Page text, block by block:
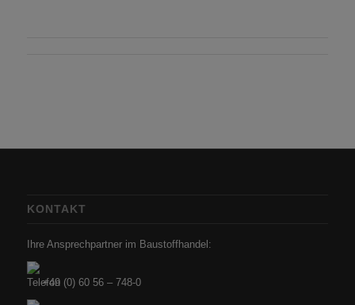
KONTAKT
Ihre Ansprechpartner im Baustoffhandel:
+49 (0) 60 56 – 748-0